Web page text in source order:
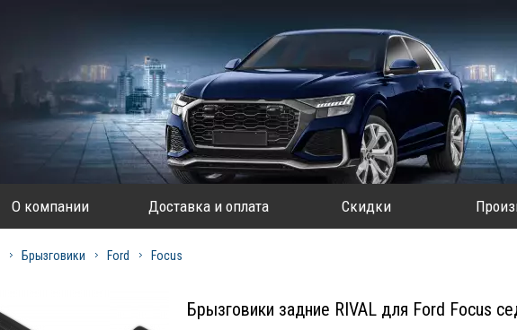
О компании Доставка и оплата Скидки
Брызговики Ford Focus
Брызговики задние RIVAL для Ford Focus